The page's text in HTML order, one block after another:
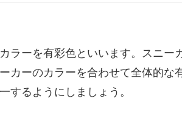
ラーを有彩色といいます。スニ
カーのカラーを合わせて全体的
するようにしましょう。